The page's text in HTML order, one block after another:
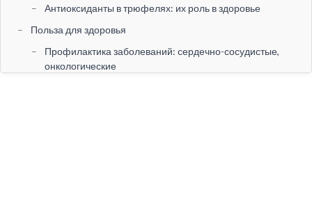
Антиоксиданты в трюфелях: их роль в здоровье
Польза для здоровья
Профилактика заболеваний: сердечно-сосудистые,
онкологические